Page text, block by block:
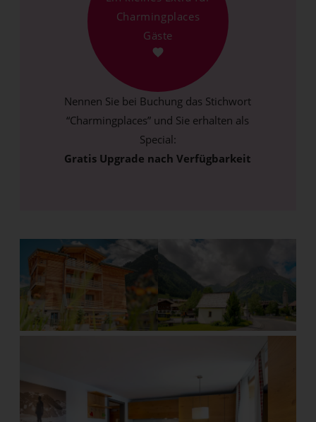
Charmingplaces
Gäste
Nennen Sie bei Buchung das Stichwort
“Charmingplaces” und Sie erhalten als
Special:
Gratis Upgrade nach Verfügbarkeit